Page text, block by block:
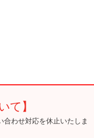
て】
わせ対応を休止いたしま